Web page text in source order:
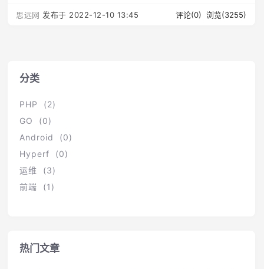
思远网 发布于 2022-12-10 13:45 评论(0) 浏览(3255)
分类
PHP (2)
GO (0)
Android (0)
Hyperf (0)
运维 (3)
前端 (1)
热门文章